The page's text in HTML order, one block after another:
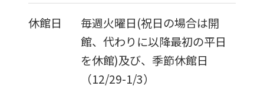
休館日
毎週火曜日(祝日の場合は開
館、代わりに以降最初の平日
を休館)及び、季節休館日
（12/29-1/3）
to
return
to
the
top